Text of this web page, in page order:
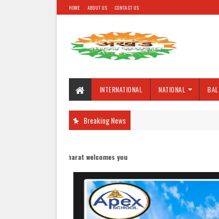
HOME ABOUT US CONTACT US
INTERNATIONAL NATIONAL
Breaking News